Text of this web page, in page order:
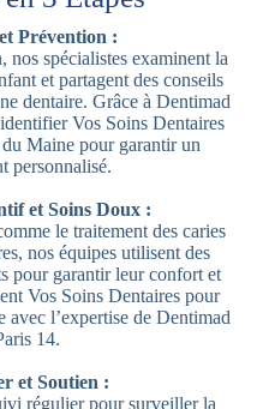
Prévention :
nos spécialistes examinent la
et partagent des conseils
dentaire. Grâce à Dentimad
Vos Soins Dentaires
Maine pour garantir un
personnalisé.
et Soins Doux :
le traitement des caries
nos équipes utilisent des
pour garantir leur confort et
Vos Soins Dentaires pour
l’expertise de Dentimad
14.
et Soutien :
régulier pour surveiller la